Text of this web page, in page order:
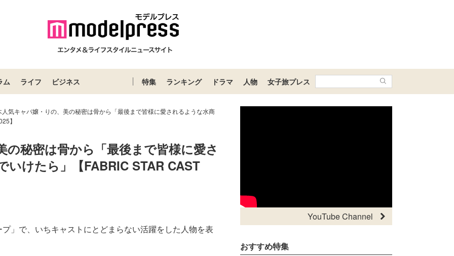
ム ライフ ビジネス 特集 ランキング ドラマ 人物 女子旅プレス
人気キャバ嬢・りの、美の秘密は骨から「最後まで皆様に愛されるような水商
】
秘密は骨から「最後まで皆様に愛さ
いけたら」【FABRIC STAR CAST
」で、いちキャストにとどまらない活躍をした人物を表
YouTube Channel
おすすめ特集